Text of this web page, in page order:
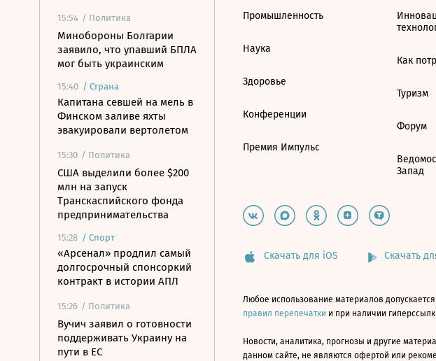
15:54 / Политика
Минобороны Болгарии
заявило, что упавший БПЛА
мог быть украинским
15:40 / Страна
Капитана севшей на мель в
Финском заливе яхты
эвакуировали вертолетом
15:30 / Политика
США выделили более $200
млн на запуск
Транскаспийского фонда
предпринимательства
15:28 / Спорт
«Арсенал» продлил самый
долгосрочный спонсоркий
контракт в истории АПЛ
15:26 / Политика
Вучич заявил о готовности
поддерживать Украину на
пути в ЕС
Промышленность
Наука
Здоровье
Конференции
Премия Импульс
Как
Туризм
Форум
Запад
Скачать для iOS Скачать
Любое использование материалов
правил перепечатки и при наличии
Новости, аналитика, прогнозы и другие
данном сайте, не являются офертой или